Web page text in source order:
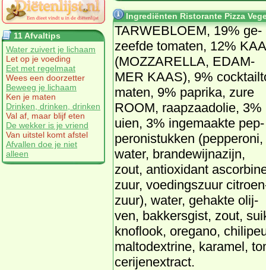
11 Afvaltips
Water zuivert je lichaam
Let op je voeding
Eet met regelmaat
Wees een doorzetter
Beweeg je lichaam
Ken je maten
Drinken, drinken, drinken
Val af, maar blijf eten
De wekker is je vriend
Van uitstel komt afstel
Afvallen doe je niet
alleen
Ingrediënten Ristorante Pizza
TAR­WE­BLOEM, 19% ge­
zeef­de to­ma­ten, 12%
(MOZ­ZA­REL­LA, EDAM­
MER KAAS), 9%
ma­ten, 9% pa­pri­ka, zu­re
ROOM, raap­zaad­olie, 3%
ui­en, 3% in­ge­maak­te pep­
pe­ro­ni­stuk­ken (pep­pe­ro­ni,
wa­ter, bran­de­wijn­azijn,
zout, an­ti­oxi­dant
zuur, voe­dings­zuur
zuur), wa­ter, ge­hak­te olij­
ven, bak­kers­gist, zout,
knof­look, ore­ga­no,
mal­todex­tri­ne, ka­ra­mel,
ce­rij­en­ex­tract.